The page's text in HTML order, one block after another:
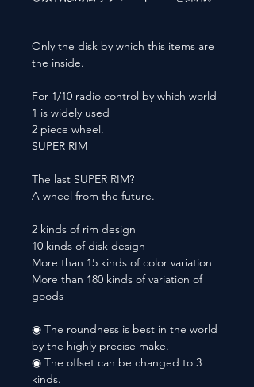
Only the disk by which this items are
the inside.
For 1/10 radio control by which world
1 is widely used
2 piece wheel.
SUPER RIM
The last SUPER RIM?
A wheel from the future.
2 kinds of rim design
10 kinds of disk design
More than 15 kinds of color variation
More than 180 kinds of variation of
goods
◉ The roundness is best in the world
by the highly precise make.
◉ The offset can be changed to 3
kinds.